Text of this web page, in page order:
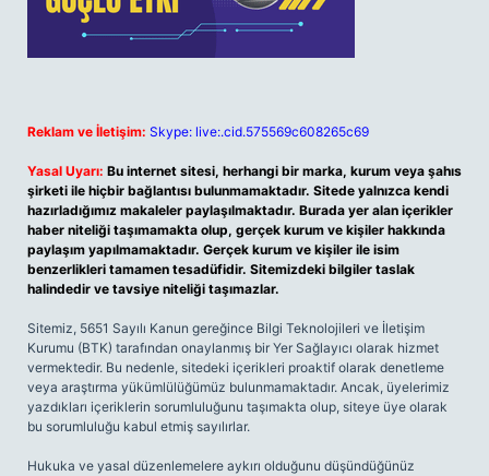
Reklam ve İletişim: Skype: live:.cid.575569c608265c69
Yasal Uyarı: Bu internet sitesi, herhangi bir marka, kurum veya şahıs
şirketi ile hiçbir bağlantısı bulunmamaktadır. Sitede yalnızca kendi
hazırladığımız makaleler paylaşılmaktadır. Burada yer alan içerikler
haber niteliği taşımamakta olup, gerçek kurum ve kişiler hakkında
paylaşım yapılmamaktadır. Gerçek kurum ve kişiler ile isim
benzerlikleri tamamen tesadüfidir. Sitemizdeki bilgiler taslak
halindedir ve tavsiye niteliği taşımazlar.
Sitemiz, 5651 Sayılı Kanun gereğince Bilgi Teknolojileri ve İletişim
Kurumu (BTK) tarafından onaylanmış bir Yer Sağlayıcı olarak hizmet
vermektedir. Bu nedenle, sitedeki içerikleri proaktif olarak denetleme
veya araştırma yükümlülüğümüz bulunmamaktadır. Ancak, üyelerimiz
yazdıkları içeriklerin sorumluluğunu taşımakta olup, siteye üye olarak
bu sorumluluğu kabul etmiş sayılırlar.
Hukuka ve yasal düzenlemelere aykırı olduğunu düşündüğünüz